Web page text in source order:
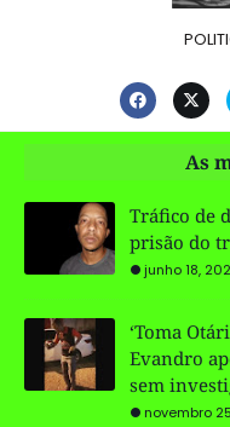
As
Tráfico de
prisão do
junho 18,
‘Toma
Evandro
sem
novembro